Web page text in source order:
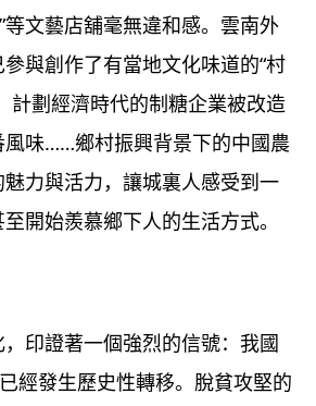
等文藝店舖毫無違和感。雲南外
與創作了有當地文化味道的“村
計劃經濟時代的制糖企業被改造
風味……鄉村振興背景下的中國農
力與活力，讓城裏人感受到一
開始羨慕鄉下人的生活方式。
證著一個強烈的信號：我國
經發生歷史性轉移。脫貧攻堅的